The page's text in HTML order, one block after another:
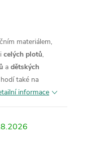
materiálem,
i celých plotů,
a dětských
také na
informace